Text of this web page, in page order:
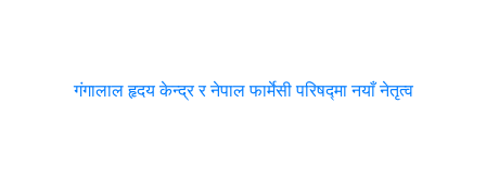
गंगालाल हृदय केन्द्र र नेपाल फार्मेसी परिषद्मा नयाँ नेतृत्व